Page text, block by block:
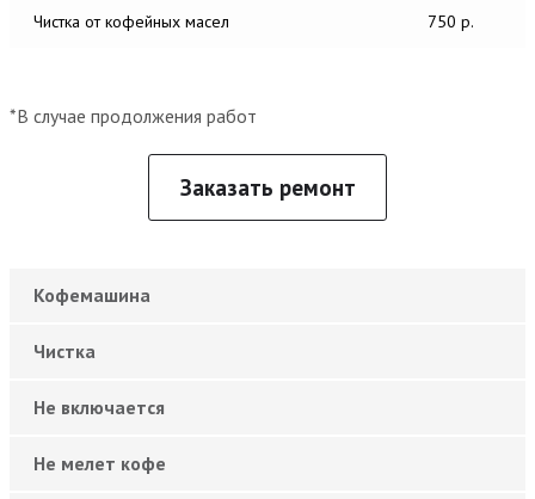
Чистка от кофейных масел 750 р.
*В случае продолжения работ
Заказать ремонт
Кофемашина
Чистка
Не включается
Не мелет кофе